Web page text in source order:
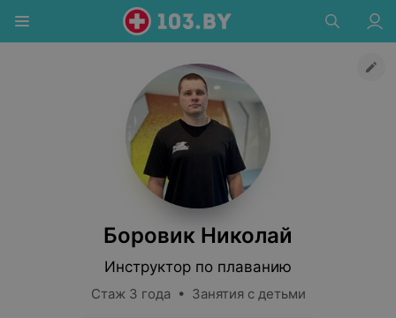
Боровик Николай
Инструктор по плаванию
Стаж 3 года • Занятия с детьми